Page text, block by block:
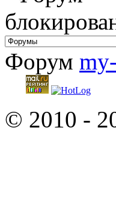
Форум
© 2010 -